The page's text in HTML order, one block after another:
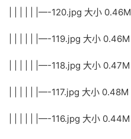
| | | | | |—-120.jpg 大小 0.46M
| | | | | |—-119.jpg 大小 0.46M
| | | | | |—-118.jpg 大小 0.47M
| | | | | |—-117.jpg 大小 0.48M
| | | | | |—-116.jpg 大小 0.44M